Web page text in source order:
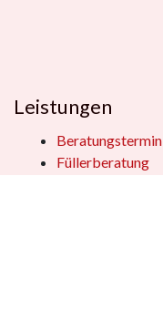
Leistungen
Beratungstermin
Füllerberatung